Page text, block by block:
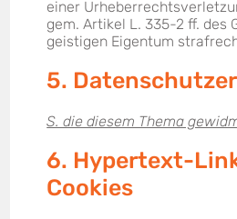
einer
gem. Artikel L. 335-2 ff. des
geistigen Eigentum
5.
S. die diesem Thema
6. Hypertext-
Cookies